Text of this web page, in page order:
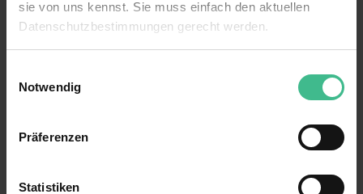
sie von uns kennst. Sie muss einfach den aktuellen
Datenschutzbestimmungen gerecht werden.
Benutzung der Webseite getroffenen Einstellungen zu
Webseite zu analysieren („Statistiken“), um
Notwendig
Präferenzen
Statistiken
und Praktikanten sind.
lohnt
Das mag erstmal nicht nach einem großen